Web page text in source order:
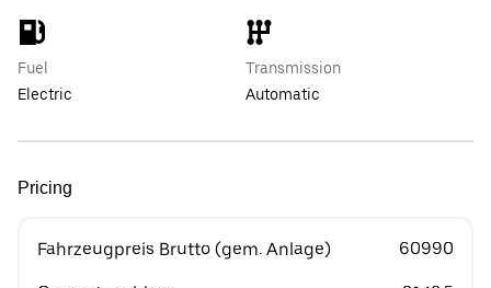
Fuel
Electric
Transmission
Automatic
Pricing
Fahrzeugpreis Brutto (gem. Anlage) 60990